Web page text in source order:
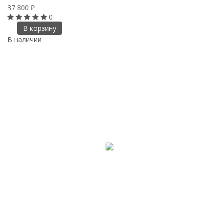
37 800 ₽
0
В корзину
В наличии